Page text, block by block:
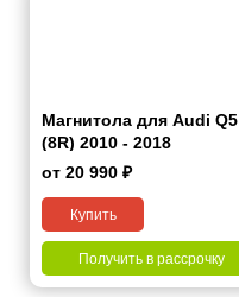
Магнитола для Audi Q5
(8R) 2010 - 2018
от 20 990 ₽
Купить
Получить в рассрочку